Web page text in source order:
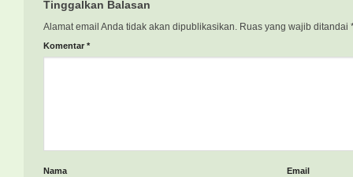
Tinggalkan Balasan
Alamat email Anda tidak akan dipublikasikan. Ruas yang wajib ditandai
Komentar *
Nama Email